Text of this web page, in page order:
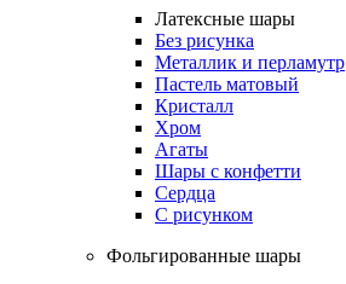
Латексные шары
Без рисунка
Металлик и перламутр
Пастель матовый
Кристалл
Хром
Агаты
Шары с конфетти
Сердца
С рисунком
Фольгированные шары